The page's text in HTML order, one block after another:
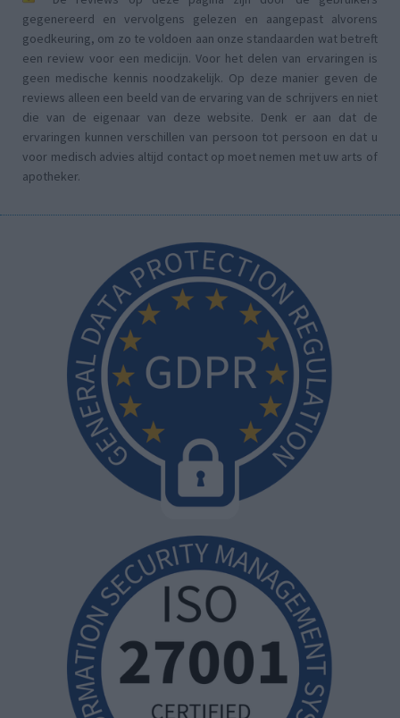
gegenereerd en vervolgens gelezen en aangepast alvorens
goedkeuring, om zo te voldoen aan onze standaarden wat betreft
een review voor een medicijn. Voor het delen van ervaringen is
geen medische kennis noodzakelijk. Op deze manier geven de
reviews alleen een beeld van de ervaring van de schrijvers en niet
die van de eigenaar van deze website. Denk er aan dat de
ervaringen kunnen verschillen van persoon tot persoon en dat u
voor medisch advies altijd contact op moet nemen met uw arts of
apotheker.